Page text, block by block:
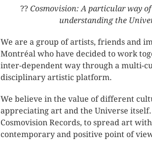
?? Cosmovision: A particular way
understanding the
We are a group of artists, friends and
Montréal who have decided to work
inter-dependent way through a multi-
disciplinary artistic platform.
We believe in the value of different
appreciating art and the Universe
Cosmovision Records, to spread art
contemporary and positive point of